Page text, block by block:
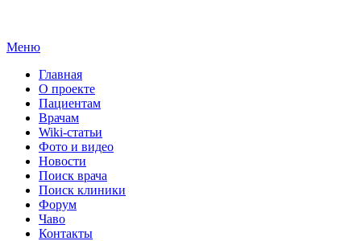
Меню
Главная
О проекте
Пациентам
Врачам
Wiki-статьи
Фото и видео
Новости
Поиск врача
Поиск клиники
Форум
Чаво
Контакты